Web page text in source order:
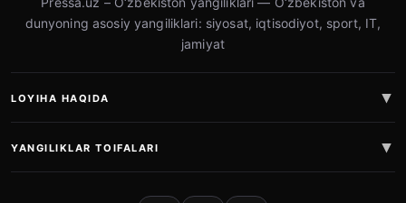
dunyoning asosiy yangiliklari: siyosat, iqtisodiyot, sport, IT,
jamiyat
LOYIHA HAQIDA
YANGILIKLAR TOIFALARI